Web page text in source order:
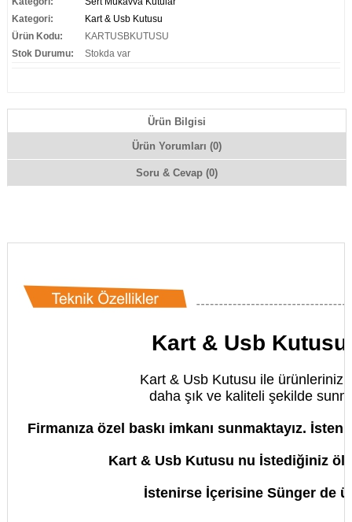
Kategori:
Kart & Usb Kutusu
Ürün Kodu:
KARTUSBKUTUSU
Stok Durumu:
Stokda var
Ürün Bilgisi
Ürün Yorumları (0)
Soru & Cevap (0)
Kart & Usb
Kart & Usb Kutusu ile ürünlerinizi
daha şık ve kaliteli şekilde
Firmanıza özel baskı imkanı sunmaktayız.
Kart & Usb Kutusu nu İstediğiniz
İstenirse İçerisine Sünger de